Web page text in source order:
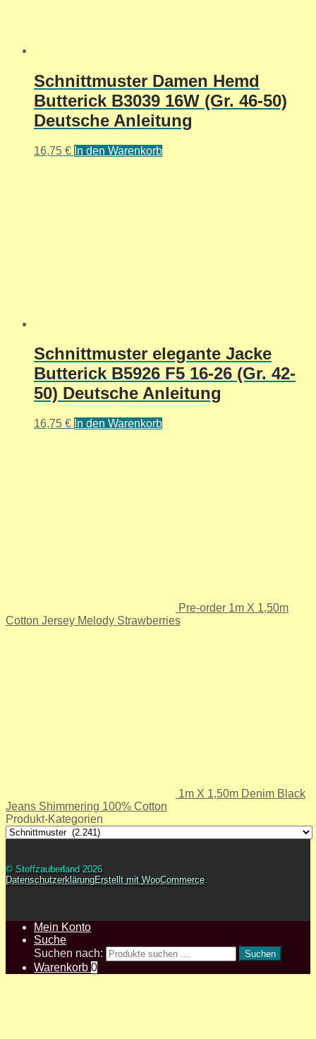
Schnittmuster Damen Hemd
Butterick B3039 16W (Gr. 46-50)
Deutsche Anleitung
16,75 € In den Warenkorb
Schnittmuster elegante Jacke
Butterick B5926 F5 16-26 (Gr. 42-
50) Deutsche Anleitung
16,75 € In den Warenkorb
Pre-order 1m X 1,50m
Cotton Jersey Melody Strawberries
1m X 1,50m Denim Black
Jeans Shimmering 100% Cotton
Produkt-Kategorien
© Stoffzauberland 2026
DatenschutzerklärungErstellt mit WooCommerce.
Mein Konto
Suche
Suchen nach:
Suchen
Warenkorb 0